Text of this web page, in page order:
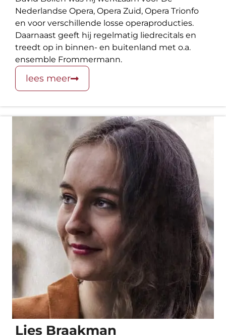
Nederlandse Opera, Opera Zuid, Opera Trionfo
en voor verschillende losse operaproducties.
Daarnaast geeft hij regelmatig liedrecitals en
treedt op in binnen- en buitenland met o.a.
ensemble Frommermann.
lees meer
Lies Braakman